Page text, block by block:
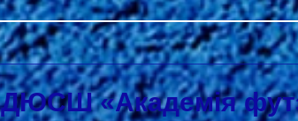
ДЮСШ «Академія